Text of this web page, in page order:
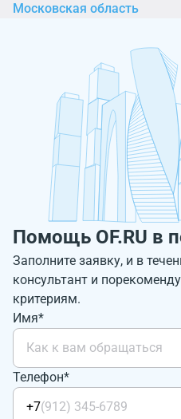
Московская область
Помощь OF.RU в
Заполните заявку, и в
консультант и
критериям.
Имя*
Телефон*
+7